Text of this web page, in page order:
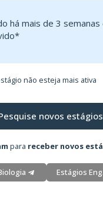
há mais de 3
não esteja mais ativa
novos estágios
para receber novos
Estágios